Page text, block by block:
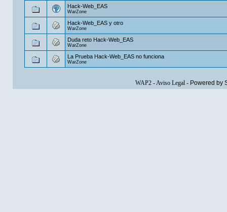
Hack-Web_EAS
WarZone
Hack-Web_EAS y otro
WarZone
Duda reto Hack-Web_EAS
WarZone
La Prueba Hack-Web_EAS no funciona
WarZone
WAP2-Aviso Legal- Powered by